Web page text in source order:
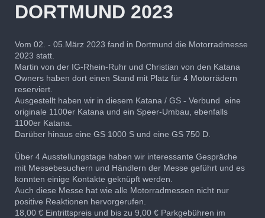
DORTMUND 2023
Vom 02. - 05.März 2023 fand in Dortmund die Motorradmesse
2023 statt.
Martin von der IG-Rhein-Ruhr und Christian von den Katana
Owners haben dort einen Stand mit Platz für 4 Motorrädern
reserviert.
Ausgestellt haben wir in diesem Katana / GS - Verbund eine
originale 1100er Katana und ein Speer-Umbau, ebenfalls
1100er Katana.
Darüber hinaus eine GS 1000 S und eine GS 750 D.
Über 4 Ausstellungstage haben wir interessante Gespräche
mit Messebesuchern und Händlern der Messe geführt und es
konnten einige Kontakte geknüpft werden.
Auch diese Messe hat wie alle Motorradmessen nicht nur
positive Reaktionen hervorgerufen.
18,00 € Eintrittspreis und bis zu 9,00 € Parkgebühren im